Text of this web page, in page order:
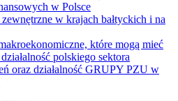
w Polsce
w krajach bałtyckich i na
które mogą mieć
polskiego sektora
oraz działalność GRUPY PZU w